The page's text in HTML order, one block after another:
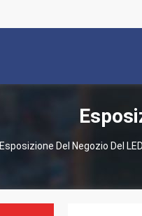
Esposizione Del Negozio Del LED